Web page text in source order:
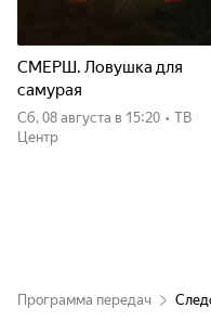
СМЕРШ. Ловушка для
самурая
сб, 08 августа в 15:20 • ТВ
Центр
Программа передач